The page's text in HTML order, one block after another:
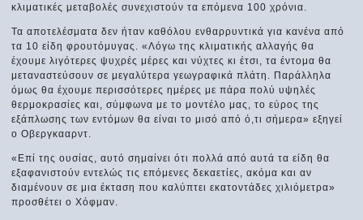
κλιματικές μεταβολές συνεχιστούν τα επόμενα 100 χρόνια.
Τα αποτελέσματα δεν ήταν καθόλου ενθαρρυντικά για κανένα από
τα 10 είδη φρουτόμυγας. «Λόγω της κλιματικής αλλαγής θα
έχουμε λιγότερες ψυχρές μέρες και νύχτες κι έτσι, τα έντομα θα
μεταναστεύσουν σε μεγαλύτερα γεωγραφικά πλάτη. Παράλληλα
όμως θα έχουμε περισσότερες ημέρες με πάρα πολύ υψηλές
θερμοκρασίες και, σύμφωνα με το μοντέλο μας, το εύρος της
εξάπλωσης των εντόμων θα είναι το μισό από ό,τι σήμερα» εξηγεί
ο Οβεργκααρντ.
«Επί της ουσίας, αυτό σημαίνει ότι πολλά από αυτά τα είδη θα
εξαφανιστούν εντελώς τις επόμενες δεκαετίες, ακόμα και αν
διαμένουν σε μια έκταση που καλύπτει εκατοντάδες χιλιόμετρα»
προσθέτει ο Χόφμαν.